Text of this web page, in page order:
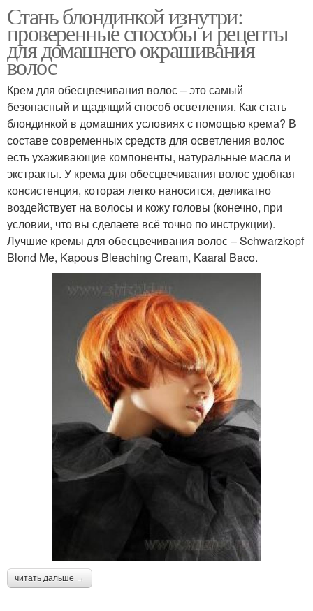
Стань блондинкой изнутри:
проверенные способы и рецепты
для домашнего окрашивания
волос
Крем для обесцвечивания волос – это самый
безопасный и щадящий способ осветления. Как стать
блондинкой в домашних условиях с помощью крема? В
составе современных средств для осветления волос
есть ухаживающие компоненты, натуральные масла и
экстракты. У крема для обесцвечивания волос удобная
консистенция, которая легко наносится, деликатно
воздействует на волосы и кожу головы (конечно, при
условии, что вы сделаете всё точно по инструкции).
Лучшие кремы для обесцвечивания волос – Schwarzkopf
Blond Me, Kapous Bleaching Cream, Kaaral Baco.
читать дальше →